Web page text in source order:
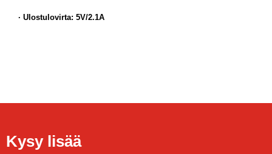
· Ulostulovirta: 5V/2.1A
Kysy lisää